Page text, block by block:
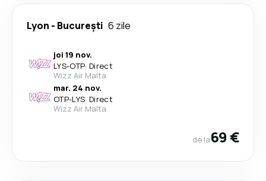
Lyon - București 6 zile
joi 19 nov.
LYS-OTP· Direct
Wizz Air Malta
mar. 24 nov.
OTP-LYS· Direct
Wizz Air Malta
de la69 €